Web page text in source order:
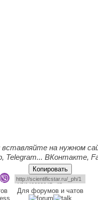
на нужном
Telegram... ВКонтакте,
Копировать
Для форумов и чатов